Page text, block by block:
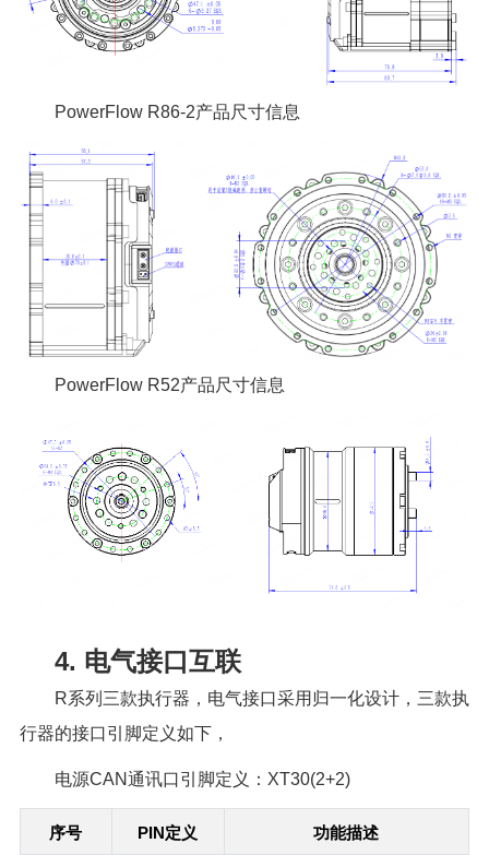
PowerFlow R86-2产品尺寸信息
PowerFlow R52产品尺寸信息
4. 电气接口互联
R系列三款执行器，电气接口采用归一化设计，三款执
行器的接口引脚定义如下，
电源CAN通讯口引脚定义：XT30(2+2)
序号 PIN定义 功能描述